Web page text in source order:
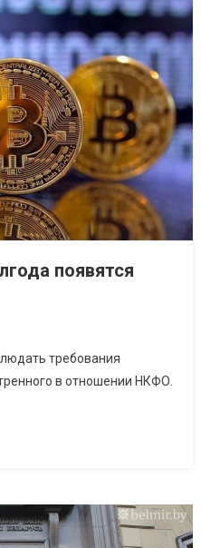
появятся
требования
в отношении НКФО.